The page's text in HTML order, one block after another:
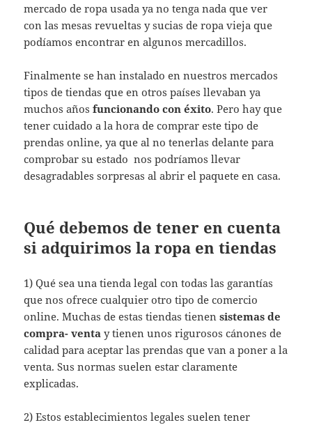
mercado de ropa usada ya no tenga nada que ver
con las mesas revueltas y sucias de ropa vieja que
podíamos encontrar en algunos mercadillos.
Finalmente se han instalado en nuestros mercados
tipos de tiendas que en otros países llevaban ya
muchos añosfuncionando con éxito. Pero hay que
tener cuidado a la hora de comprar este tipo de
prendas online, ya que al no tenerlas delante para
comprobar su estado nos podríamos llevar
desagradables sorpresas al abrir el paquete en casa.
Qué debemos de tener en cuenta
si adquirimos la ropa en tiendas
1) Qué sea una tienda legal con todas las garantías
que nos ofrece cualquier otro tipo de comercio
online. Muchas de estas tiendas tienensistemas de
compra- venta y tienen unos rigurosos cánones de
calidad para aceptar las prendas que van a poner a la
venta. Sus normas suelen estar claramente
explicadas.
2) Estos establecimientos legales suelen tener